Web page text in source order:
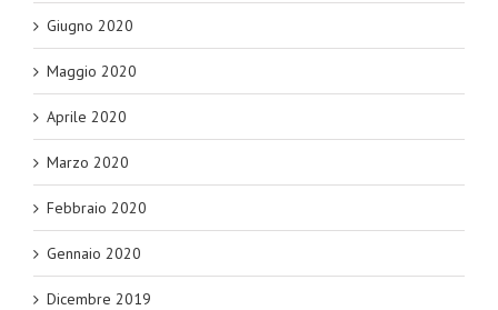
Giugno 2020
Maggio 2020
Aprile 2020
Marzo 2020
Febbraio 2020
Gennaio 2020
Dicembre 2019